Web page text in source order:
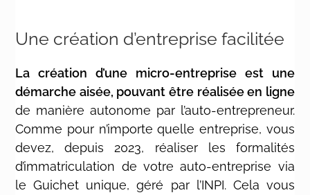
Une création d’entreprise facilitée
La création d’une micro-entreprise est une
démarche aisée, pouvant être réalisée en ligne
de manière autonome par l’auto-entrepreneur.
Comme pour n’importe quelle entreprise, vous
devez, depuis 2023, réaliser les formalités
d’immatriculation de votre auto-entreprise via
le Guichet unique, géré par l’INPI. Cela vous